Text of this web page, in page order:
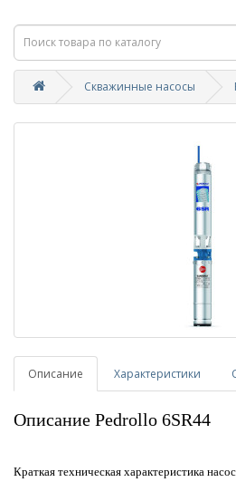
Скважинные насосы
Описание Характеристики
Описание Pedrollo 6SR44
Краткая техническая характеристика